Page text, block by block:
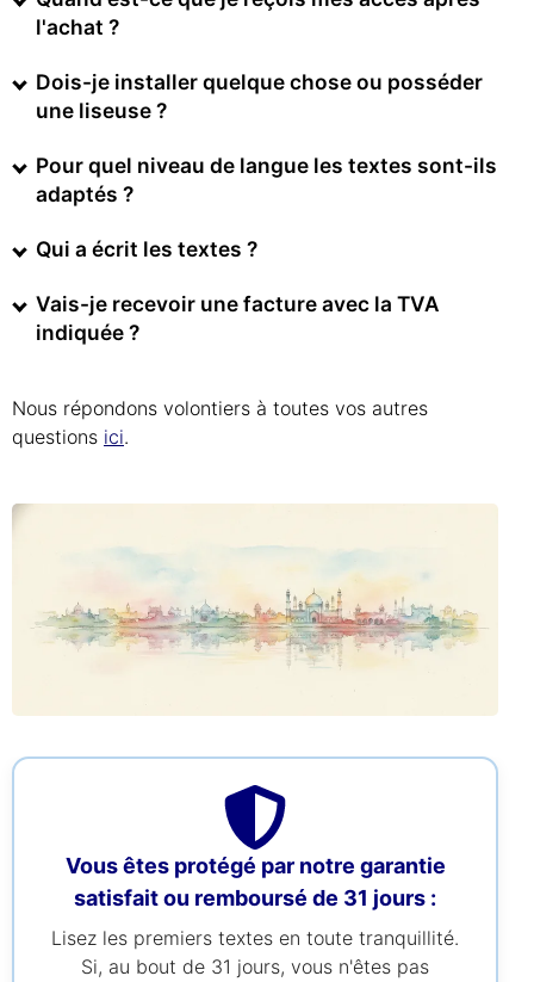
l'achat ?
Dois-je installer quelque chose ou posséder
une liseuse ?
Pour quel niveau de langue les textes sont-ils
adaptés ?
Qui a écrit les textes ?
Vais-je recevoir une facture avec la TVA
indiquée ?
Nous répondons volontiers à toutes vos autres
questions ici.
Vous êtes protégé par notre garantie
satisfait ou remboursé de 31 jours :
Lisez les premiers textes en toute tranquillité.
Si, au bout de 31 jours, vous n'êtes pas